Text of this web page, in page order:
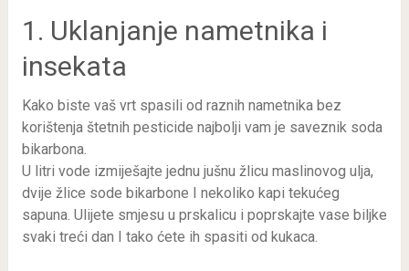
1. Uklanjanje nametnika i
insekata
Kako biste vaš vrt spasili od raznih nametnika bez
korištenja štetnih pesticide najbolji vam je saveznik soda
bikarbona.
U litri vode izmiješajte jednu jušnu žlicu maslinovog ulja,
dvije žlice sode bikarbone I nekoliko kapi tekućeg
sapuna. Ulijete smjesu u prskalicu i poprskajte vase biljke
svaki treći dan I tako ćete ih spasiti od kukaca.